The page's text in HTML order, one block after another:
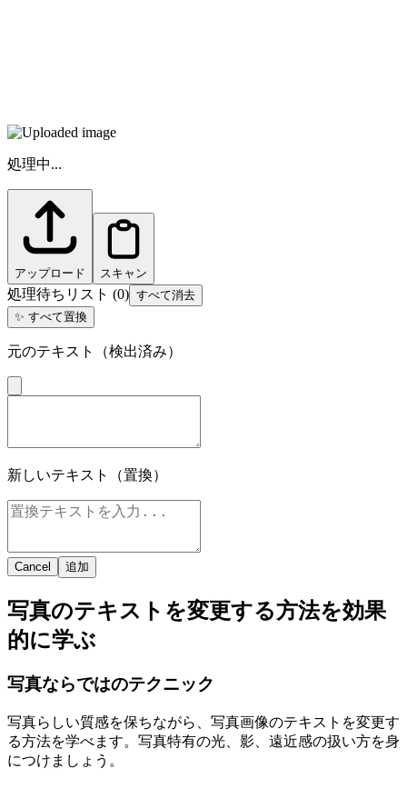
処理中...
アップロード スキャン
処理待ちリスト (0) すべて消去
✨ すべて置換
元のテキスト（検出済み）
新しいテキスト（置換）
Cancel 追加
写真のテキストを変更する方法を効果
的に学ぶ
写真ならではのテクニック
写真らしい質感を保ちながら、写真画像のテキストを変更す
る方法を学べます。写真特有の光、影、遠近感の扱い方を身
につけましょう。